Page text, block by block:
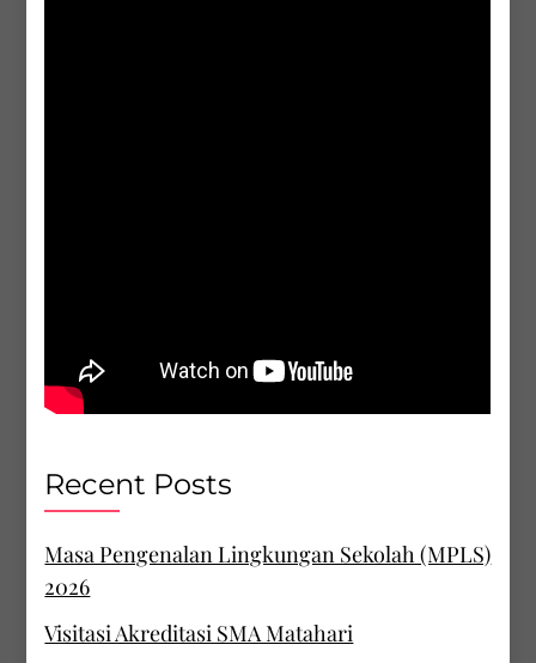
Recent Posts
Masa Pengenalan Lingkungan Sekolah (MPLS)
2026
Visitasi Akreditasi SMA Matahari